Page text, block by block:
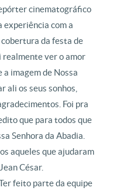
cinematográfico
experiência com a
cobertura da festa de
realmente ver o amor
imagem de Nossa
ali os seus sonhos,
Foi pra
que para todos que
Senhora da Abadia.
aqueles que ajudaram
César.
feito parte da equipe